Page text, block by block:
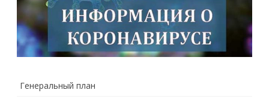
Генеральный план